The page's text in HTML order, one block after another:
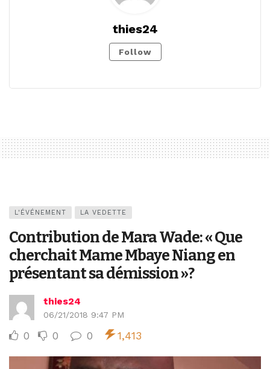
thies24
Follow
L'ÉVÉNEMENT LA VEDETTE
Contribution de Mara Wade: « Que
cherchait Mame Mbaye Niang en
présentant sa démission »?
thies24
06/21/2018 9:47 PM
0 0 0 1,413